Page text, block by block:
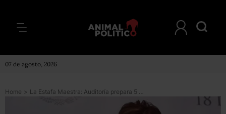
07 de agosto, 2026
Home > La Estafa Maestra: Auditoría prepara 5 denuncias contra Sedatu por presunto desvío de 1,500 mdp